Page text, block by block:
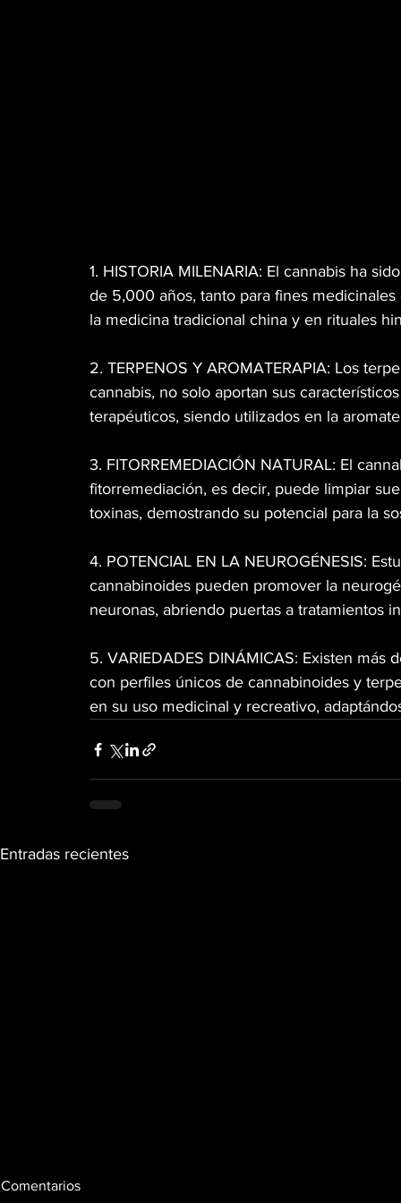
1. HISTORIA MILENARIA: El cannabis ha
de 5,000 años, tanto para fines
la medicina tradicional china y en rituales
2. TERPENOS Y AROMATERAPIA: Los
cannabis, no solo aportan sus
terapéuticos, siendo utilizados en la
3. FITORREMEDIACIÓN NATURAL: El
fitorremediación, es decir, puede limpiar
toxinas, demostrando su potencial para la
4. POTENCIAL EN LA NEUROGÉNESIS:
cannabinoides pueden promover la
neuronas, abriendo puertas a tratamientos
5. VARIEDADES DINÁMICAS: Existen
con perfiles únicos de cannabinoides y
en su uso medicinal y recreativo,
Entradas recientes
Comentarios